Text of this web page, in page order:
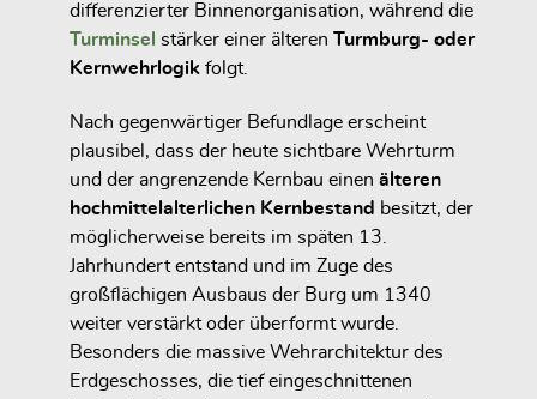
differenzierter Binnenorganisation, während die
Turminsel stärker einer älteren Turmburg- oder
Kernwehrlogik folgt.
Nach gegenwärtiger Befundlage erscheint
plausibel, dass der heute sichtbare Wehrturm
und der angrenzende Kernbau einen älteren
hochmittelalterlichen Kernbestand besitzt, der
möglicherweise bereits im späten 13.
Jahrhundert entstand und im Zuge des
großflächigen Ausbaus der Burg um 1340
weiter verstärkt oder überformt wurde.
Besonders die massive Wehrarchitektur des
Erdgeschosses, die tief eingeschnittenen